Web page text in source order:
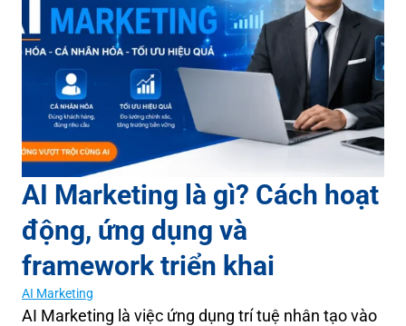
AI Marketing là gì? Cách hoạt
động, ứng dụng và
framework triển khai
AI Marketing
AI Marketing là việc ứng dụng trí tuệ nhân tạo vào